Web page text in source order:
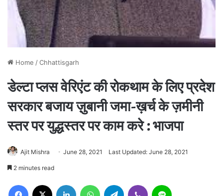
Home /Chhattisgarh
डेल्टा प्लस वेरिएंट की रोकथाम के लिए प्रदेश
सरकार बजाय ज़ुबानी जमा-ख़र्च के ज़मीनी
स्तर पर युद्धस्तर पर काम करे : भाजपा
Ajit Mishra June 28, 2021 Last Updated: June 28, 2021
2 minutes read
Facebook LinkedIn WhatsAppTelegram Viber